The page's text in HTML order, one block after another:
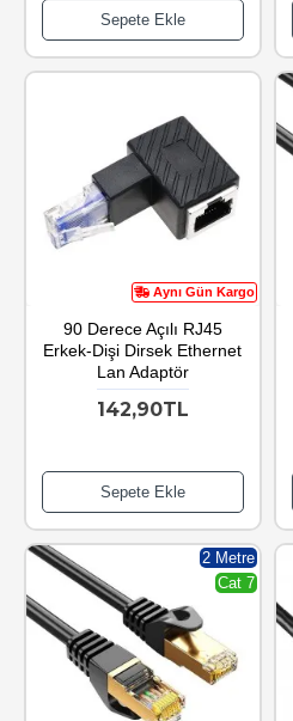
Sepete Ekle
Aynı Gün Kargo
90 Derece Açılı RJ45
Erkek-Dişi Dirsek Ethernet
Lan Adaptör
142,90TL
Sepete Ekle
2 Metre
Cat 7